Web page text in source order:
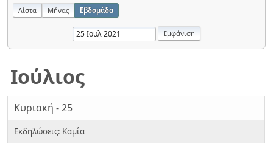
Λίστα Μήνας Εβδομάδα
Ιούλιος
Κυριακή - 25